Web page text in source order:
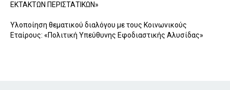
ΕΚΤΑΚΤΩΝ ΠΕΡΙΣΤΑΤΙΚΩΝ»
Υλοποίηση θεματικού διαλόγου με τους Κοινωνικούς
Εταίρους: «Πολιτική Υπεύθυνης Εφοδιαστικής Αλυσίδας»